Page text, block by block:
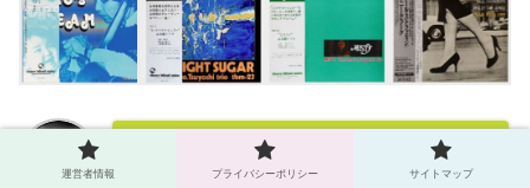
「レコード」やCDによくあるのが
運営者情報 プライバシーポリシー サイトマップ